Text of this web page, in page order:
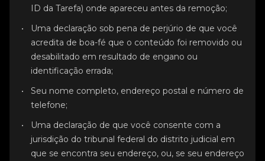
ID da Tarefa) onde apareceu antes da remoção;
Uma declaração sob pena de perjúrio de que você
acredita de boa-fé que o conteúdo foi removido ou
desabilitado em resultado de engano ou
identificação errada;
Seu nome completo, endereço postal e número de
telefone;
Uma declaração de que você consente com a
jurisdição do tribunal federal do distrito judicial em
que se encontra seu endereço, ou, se seu endereço